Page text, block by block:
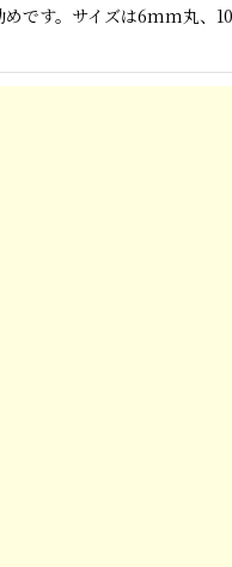
めです。サイズは6mm